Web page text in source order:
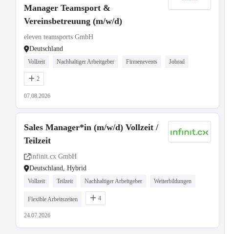
Manager Teamsport &
Vereinsbetreuung (m/w/d)
eleven teamsports GmbH
Deutschland
Vollzeit Nachhaltiger Arbeitgeber Firmenevents Jobrad
2
07.08.2026
Sales Manager*in (m/w/d) Vollzeit /
Teilzeit
infinit.cx GmbH
Deutschland, Hybrid
Vollzeit Teilzeit Nachhaltiger Arbeitgeber Weiterbildungen
Flexible Arbeitszeiten 4
24.07.2026